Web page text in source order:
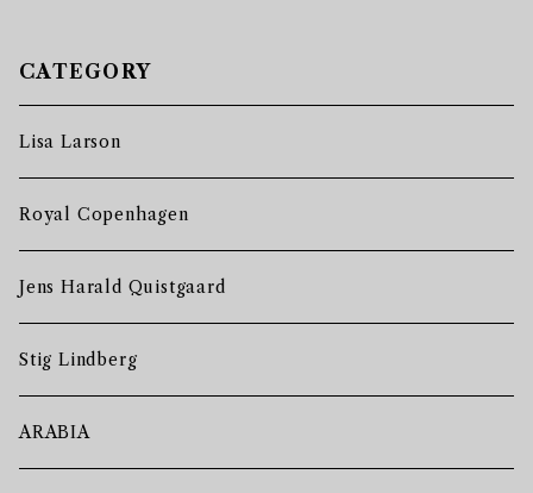
CATEGORY
Lisa Larson
Royal Copenhagen
Jens Harald Quistgaard
Stig Lindberg
ARABIA